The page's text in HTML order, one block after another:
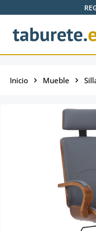
Saltar al contenido principal
Inicio Mueble